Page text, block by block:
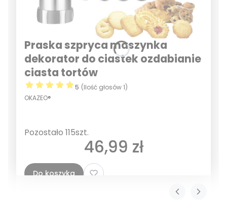
Praska szpryca maszynka
dekorator do ciastek ozdabianie
ciasta tortów
5 (Ilość głosów 1)
OKAZEO®
Pozostało 115szt.
Cena
46,99 zł
Do koszyka